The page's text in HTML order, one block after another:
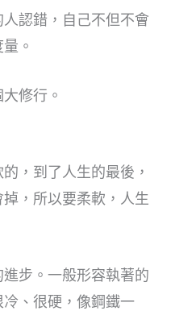
認錯，自己不但不會
。
修行。
，到了人生的最後，
，所以要柔軟，人生
步。一般形容執著的
、很硬，像鋼鐵一